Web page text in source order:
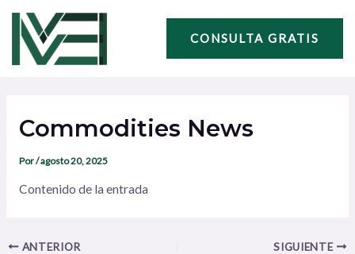
contenido
CONSULTA GRATIS
Commodities News
Por/agosto 20, 2025
Contenido de la entrada
entradas
ANTERIOR SIGUIENTE